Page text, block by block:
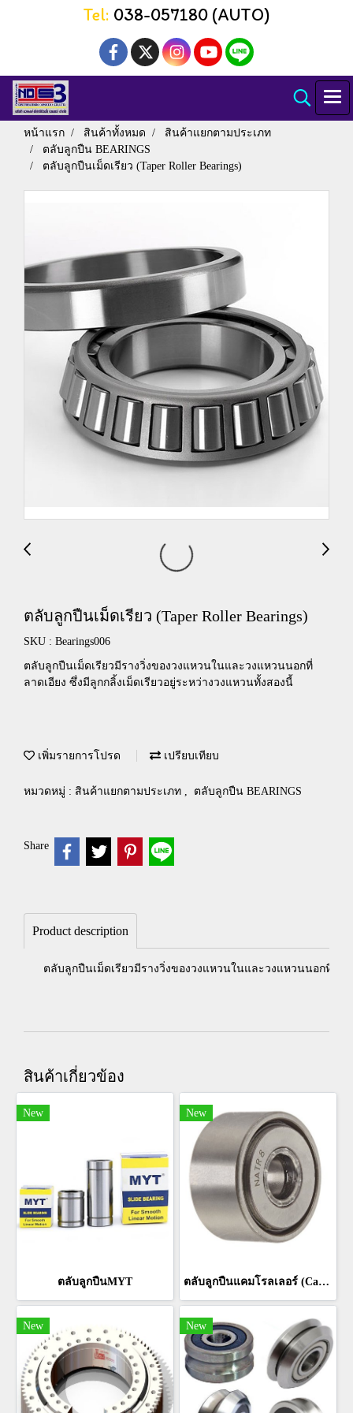
Tel: 038-057180 (AUTO)
หน้าแรก สินค้าทั้งหมด
สินค้าแยกตามประเภท
ตลับลูกปืน BEARINGS
ตลับลูกปืนเม็ดเรียว (Taper Roller Bearings)
ตลับลูกปืนเม็ดเรียว (Taper Roller Bearings)
SKU : Bearings006
ตลับลูกปืนเม็ดเรียวมีรางวิ่งของวงแหวนในและวงแหวนนอกที่
ลาดเอียง ซึ่งมีลูกกลิ้งเม็ดเรียวอยู่ระหว่างวงแหวนทั้งสองนี้
เพิ่มรายการโปรด เปรียบเทียบ
หมวดหมู่ : สินค้าแยกตามประเภท , ตลับลูกปืน BEARINGS
Share
Product description
ตลับลูกปืนเม็ดเรียวมีรางวิ่งของวงแหวนในและวงแหวนนอกที่ลา
สินค้าเกี่ยวข้อง
New
ตลับลูกปืนMYT
New
ตลับลูกปืนแคมโรลเลอร์ (Cam Roller Bearings)
New New